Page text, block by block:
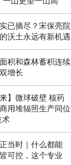
已摘尽？宋保亮院
沃土永远有新机遇
积和森林蓄积连续
增长
来】微球破壁 核药
用堆辐照生产同位
术
当时｜什么都能
可控，这个专业